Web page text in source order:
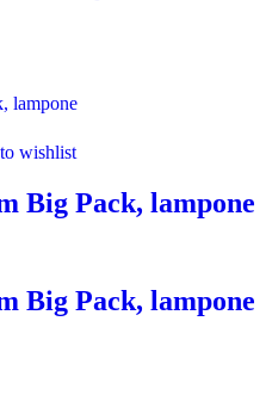
wishlist
Big Pack, lampone
Big Pack, lampone